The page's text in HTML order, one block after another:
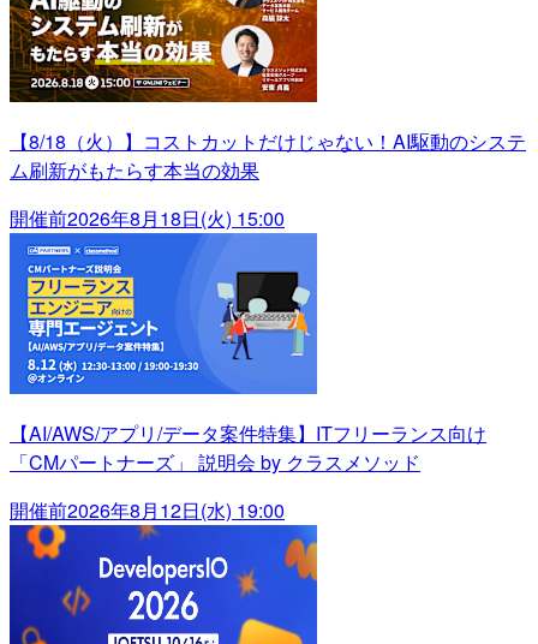
【8/18（火）】コストカットだけじゃない！AI駆動のシステ
ム刷新がもたらす本当の効果
開催前2026年8月18日(火) 15:00
【AI/AWS/アプリ/データ案件特集】ITフリーランス向け
「CMパートナーズ」 説明会 by クラスメソッド
開催前2026年8月12日(水) 19:00